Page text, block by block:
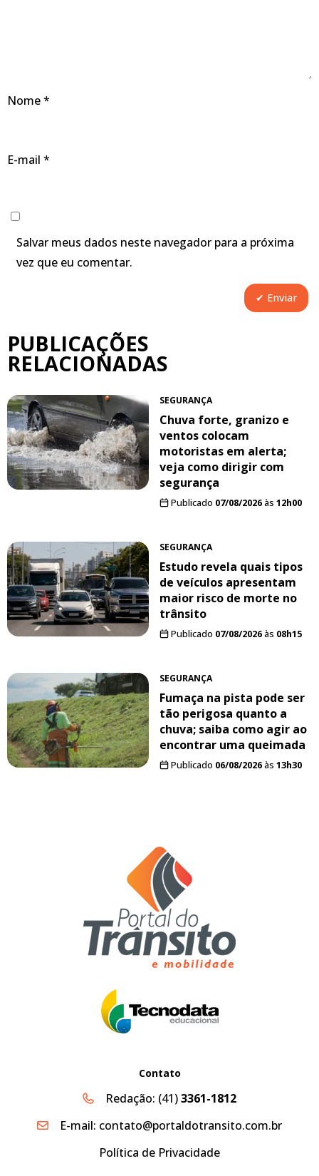
Nome*
E-mail *
Salvar meus dados neste navegador para a próxima
vez que eu comentar.
PUBLICAÇÕES
RELACIONADAS
SEGURANÇA
Chuva forte, granizo e
ventos colocam
motoristas em alerta;
veja como dirigir com
segurança
Publicado 07/08/2026às 12h00
SEGURANÇA
Estudo revela quais tipos
de veículos apresentam
maior risco de morte no
trânsito
Publicado 07/08/2026às 08h15
SEGURANÇA
Fumaça na pista pode ser
tão perigosa quanto a
chuva; saiba como agir ao
encontrar uma queimada
Publicado 06/08/2026às 13h30
Contato
Redação: (41)3361-1812
E-mail: contato@portaldotransito.com.br
Política de Privacidade